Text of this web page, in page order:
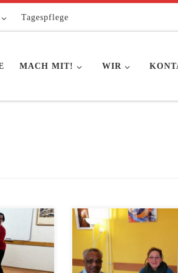
Tagespflege
MACH MIT! WIR
im AWO
eine
Am 5. Dezember fand die
Sozialweihnachtsfeier im
der Begegnung,
Mahlsdorf-Süd in